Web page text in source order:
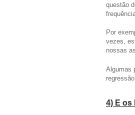
questão
Por
vezes,
nossas
Algumas
4) E os